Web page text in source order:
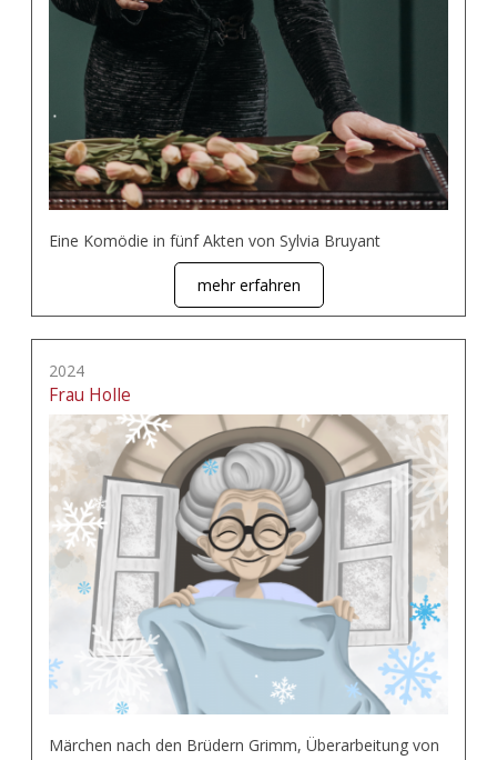
Eine Komödie in fünf Akten von Sylvia Bruyant
mehr erfahren
2024
Frau Holle
Märchen nach den Brüdern Grimm, Überarbeitung von